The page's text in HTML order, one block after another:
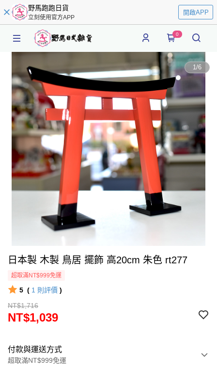
野馬跑跑日貨
立刻使用官方APP
開啟APP
0
1/6
日本製 木製 鳥居 擺飾 高20cm 朱色 rt277
超取滿NT$999免運
5 ( 1 則評價 )
NT$1,716
NT$1,039
付款與運送方式
超取滿NT$999免運